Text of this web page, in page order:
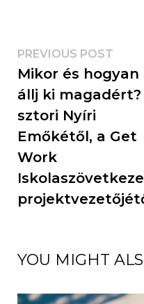
PREVIOUS POST
Mikor és hogyan
állj ki magadért?
sztori Nyíri
Emőkétől, a Get
Work
YOU MIGHT